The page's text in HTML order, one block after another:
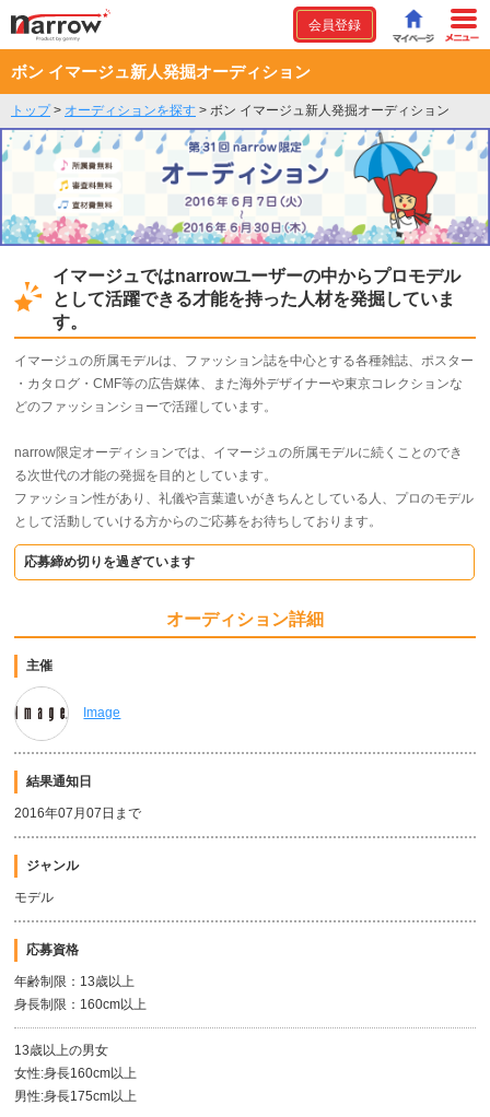
会員登録
ボン イマージュ新人発掘オーディション
トップ> オーディションを探す > ボン イマージュ新人発掘オーディション
イマージュではnarrowユーザーの中からプロモデル
として活躍できる才能を持った人材を発掘していま
す。
​イ​マ​ー​ジ​ュの所属モデル​は​、​フ​ァ​ッ​シ​ョ​ン​誌​を​中​心​と​す​る​各​種​雑​誌​、​ポ​ス​タ​ー​
・​カ​タ​ロ​グ​・​C​M​F​等​の​広​告​媒​体​、​ま​た​海​外​デ​ザ​イ​ナ​ー​や​東​京​コ​レ​ク​シ​ョ​ン​な​
ど​の​フ​ァ​ッ​シ​ョ​ン​シ​ョ​ー​で​​活​躍​し​て​い​ま​す​。
narrow限定オーディションでは、イマージュの所属モデルに続くことのでき
る次世代の才能の発掘を目的としています。
ファッ​シ​ョ​ン​性​が​あ​り​、​礼​儀​や​言​葉​遣​い​が​き​ち​ん​と​し​て​い​る​人​、プロのモデル
として活動していける方からのご応募を​お​待​ち​し​て​お​り​ま​す​。
応募締め切りを過ぎています
オーディション詳細
主催
Image
結果通知日
2016年07月07日まで
ジャンル
モデル
応募資格
年齢制限：13歳以上
身長制限：160cm以上
13歳以上の男女
女性:身長160cm以上
男性:身長175cm以上